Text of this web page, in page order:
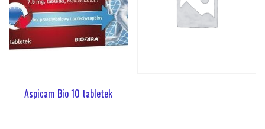
Aspicam Bio 10 tabletek